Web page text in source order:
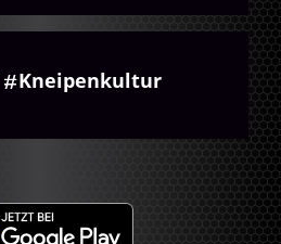
Kneipenkultur